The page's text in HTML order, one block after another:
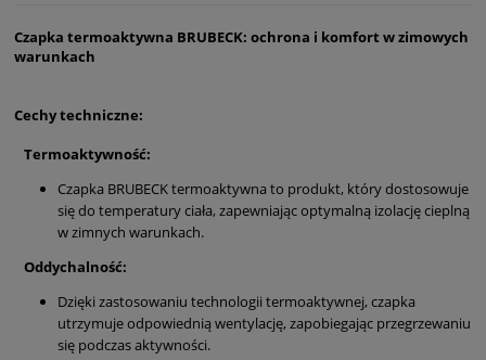
Czapka termoaktywna BRUBECK: ochrona i komfort w zimowych
warunkach
Cechy techniczne:
Termoaktywność:
Czapka BRUBECK termoaktywna to produkt, który dostosowuje
się do temperatury ciała, zapewniając optymalną izolację cieplną
w zimnych warunkach.
Oddychalność:
Dzięki zastosowaniu technologii termoaktywnej, czapka
utrzymuje odpowiednią wentylację, zapobiegając przegrzewaniu
się podczas aktywności.